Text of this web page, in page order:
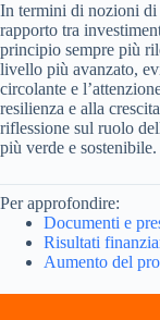
In termini di nozioni di
rapporto tra
principio sempre più
livello più avanzato,
circolante e
resilienza e alla
riflessione sul ruolo
più verde e sostenibile.
Per approfondire:
Documenti e
Risultati
Aumento del